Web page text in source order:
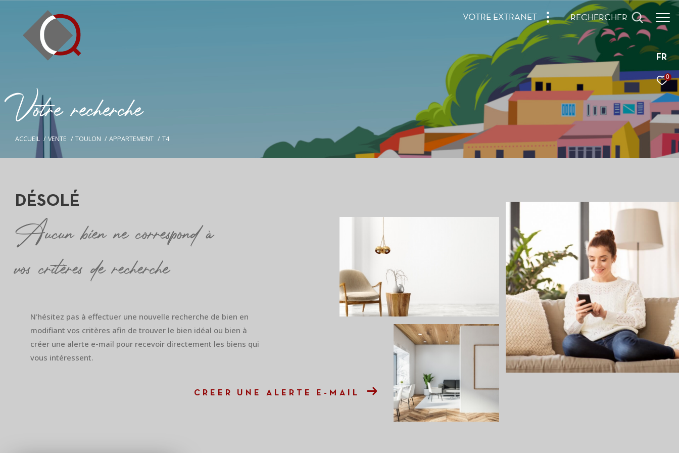
FR
0
VOTRE EXTRANET RECHERCHER
Votrerecherche
ACCUEIL VENTE TOULON APPARTEMENT T4
DÉSOLÉ
Aucun bien ne correspond à
vos critères de recherche
N'hésitez pas à effectuer une nouvelle recherche de bien en
modifiant vos critères afin de trouver le bien idéal ou bien à
créer une alerte e-mail pour recevoir directement les biens qui
vous intéressent.
CREER UNE ALERTE E-MAIL